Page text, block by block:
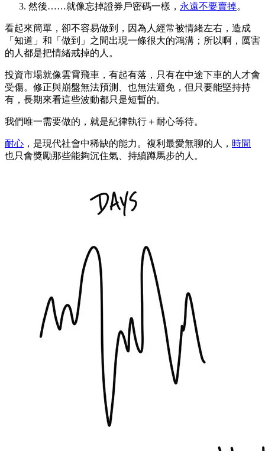
然後……就像忘掉證券戶密碼一樣， 永遠不要賣掉。
看起來簡單，卻不容易做到，因為人經常被情緒左右，造成
「知道」和「做到」之間出現一條很大的鴻溝；所以啊，厲害
的人都是把情緒戒掉的人。
投資市場就像雲霄飛車，有起有落，只有在中途下車的人才會
受傷。修正與崩盤無法預測、也無法避免，但只要能堅持持
有，長期來看這些波動都只是短暫的。
我們唯一需要做的，就是紀律執行＋耐心等待。
耐心 ，是現代社會中稀缺的能力。複利最愛無聊的人， 時間
也只會獎勵那些能夠沉住氣、持續蹲馬步的人。